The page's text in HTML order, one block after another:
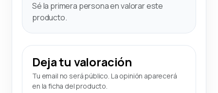
Sé la primera persona en valorar este
producto.
Deja tu valoración
Tu email no será público. La opinión aparecerá
en la ficha del producto.